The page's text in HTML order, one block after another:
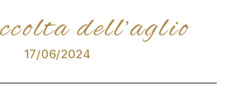
dell’aglio
17/06/2024